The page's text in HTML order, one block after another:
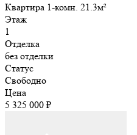
Квартира 1-комн. 21.3м²
Этаж
1
Отделка
без отделки
Статус
Свободно
Цена
5 325 000 ₽